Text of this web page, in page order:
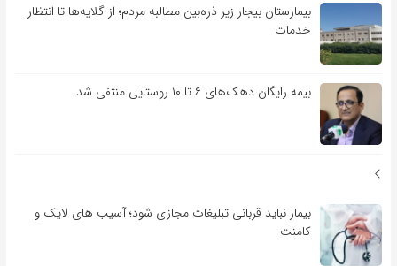
بیمارستان بیجار زیر ذره‌بین مطالبه مردم؛ از گلایه‌ها تا انتظار
خدمات
بیمه رایگان دهک‌های ۶ تا ۱۰ روستایی منتفی شد
بیمار نباید قربانی تبلیغات مجازی شود؛ آسیب های لایک و
کامنت